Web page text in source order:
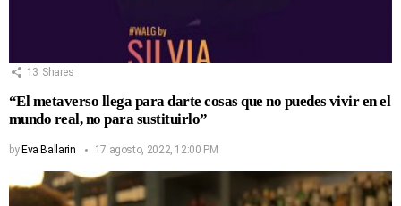
13 Shares
“El metaverso llega para darte cosas que no puedes vivir en el
mundo real, no para sustituirlo”
by Eva Ballarin 17 agosto, 2022, 12:00 PM